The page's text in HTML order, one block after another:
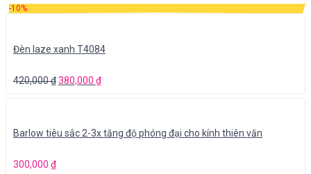
-10%
Đèn laze xanh T4084
420,000₫380,000 ₫
Barlow tiêu sắc 2-3x tăng độ phóng đại cho kính thiên văn
300,000 ₫